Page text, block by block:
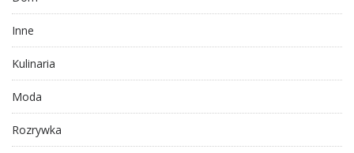
Inne
Kulinaria
Moda
Rozrywka